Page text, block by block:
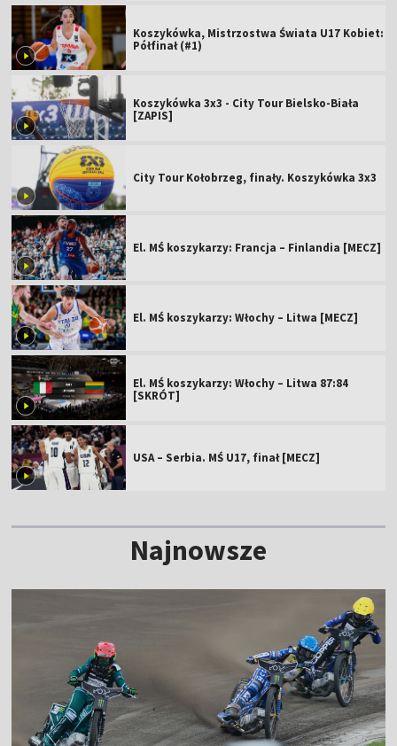
Koszykówka, Mistrzostwa Świata U17 Kobiet:
Półfinał (#1)
Koszykówka 3x3 - City Tour Bielsko-Biała
[ZAPIS]
City Tour Kołobrzeg, finały. Koszykówka 3x3
El. MŚ koszykarzy: Francja – Finlandia [MECZ]
El. MŚ koszykarzy: Włochy – Litwa [MECZ]
El. MŚ koszykarzy: Włochy – Litwa 87:84
[SKRÓT]
USA – Serbia. MŚ U17, finał [MECZ]
Najnowsze